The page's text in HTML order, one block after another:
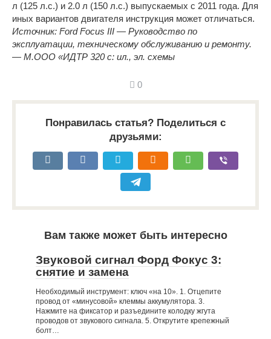
л (125 л.с.) и 2.0 л (150 л.с.) выпускаемых с 2011 года. Для
иных вариантов двигателя инструкция может отличаться.
Источник: Ford Focus III — Руководство по
эксплуатации, техническому обслуживанию и ремонту.
— М.ООО «ИДТР 320 с: ил., эл. схемы
0
Понравилась статья? Поделиться с
друзьями:
Вам также может быть интересно
Звуковой сигнал Форд Фокус 3:
снятие и замена
Необходимый инструмент: ключ «на 10». 1. Отцепите
провод от «минусовой» клеммы аккумулятора. 3.
Нажмите на фиксатор и разъедините колодку жгута
проводов от звукового сигнала. 5. Открутите крепежный
болт…